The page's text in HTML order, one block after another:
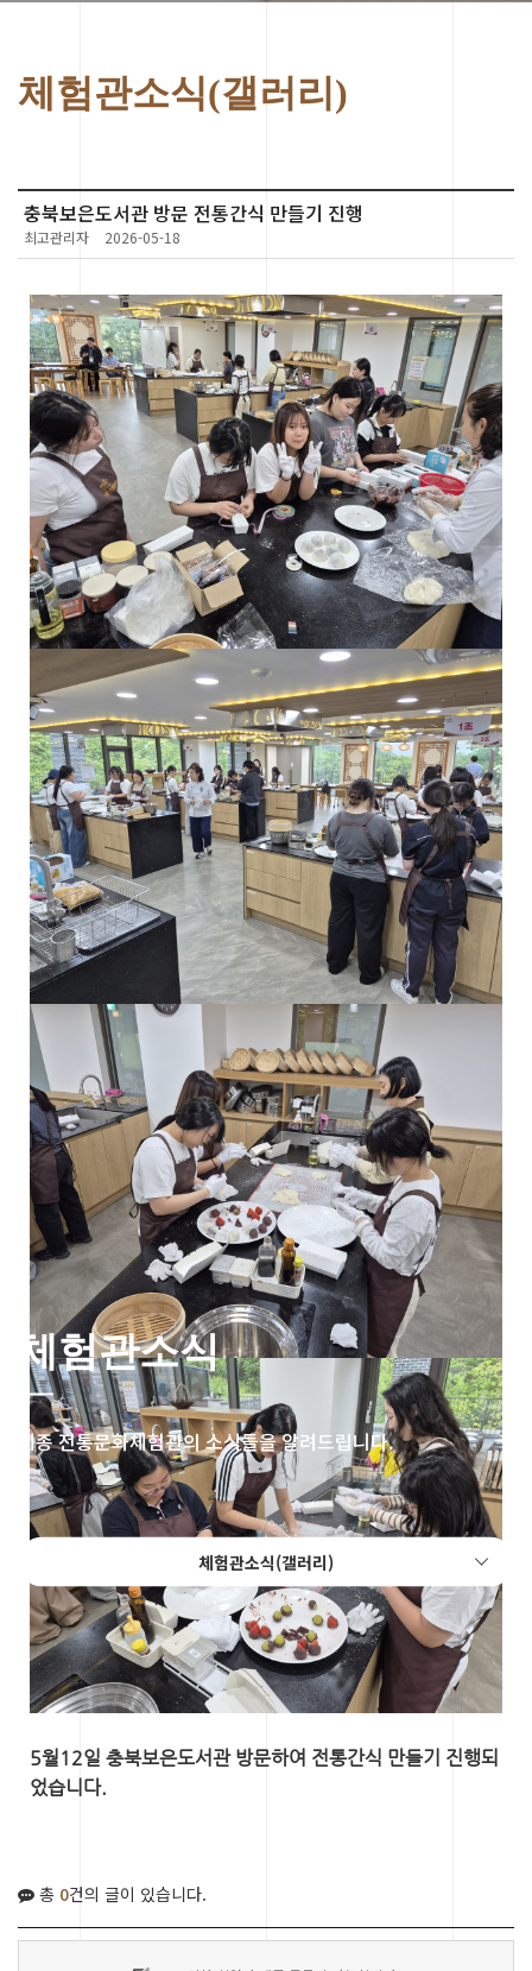
체험관소식
세종 전통문화체험관의 소식들을 알려드립니다.
체험관소식(갤러리)
체험관소식(갤러리)
충북보은도서관 방문 전통간식 만들기 진행
최고관리자 2026-05-18
5월12일 충북보은도서관 방문하여 전통간식 만들기 진행되
었습니다.
총 0건의 글이 있습니다.